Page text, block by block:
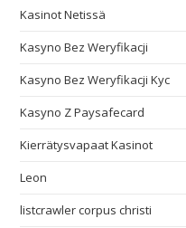
Kasinot Netissä
Kasyno Bez Weryfikacji
Kasyno Bez Weryfikacji Kyc
Kasyno Z Paysafecard
Kierrätysvapaat Kasinot
Leon
listcrawler corpus christi